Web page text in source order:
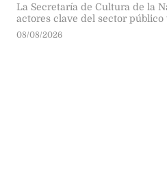
La Secretaría de Cultura de la
actores clave del sector
plataforma interactiva con 50
08/08/2026